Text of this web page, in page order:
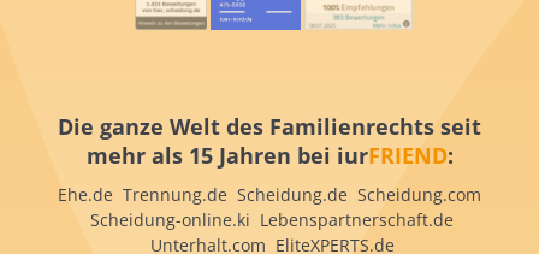
Die ganze Welt des Familienrechts seit
mehr als 15 Jahren bei iurFRIEND:
Ehe.de Trennung.de Scheidung.de Scheidung.com
Scheidung-online.ki Lebenspartnerschaft.de
Unterhalt.com EliteXPERTS.de